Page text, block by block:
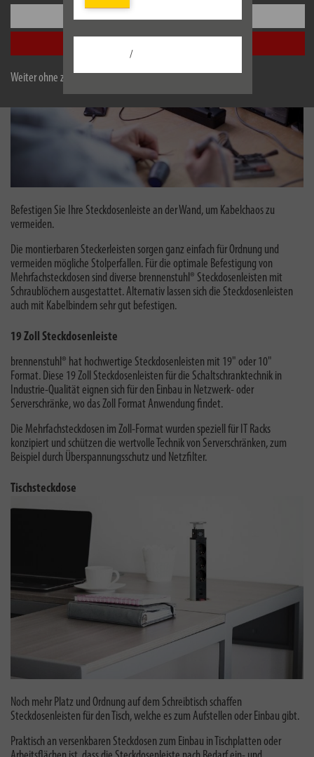
Weiter ohne zu akzeptieren
/
Befestigen Sie Ihre Steckdosenleiste an der Wand, um Kabelchaos zu
vermeiden.
Die montierbaren Steckerleisten sorgen ganz einfach für Ordnung und
vermeiden mögliche Stolperfallen. Für die optimale Befestigung von
Mehrfachsteckdosen sind diverse brennenstuhl® Steckdosenleisten mit
Schraublöchern ausgestattet. Alternativ lassen sich die Steckdosenleisten
auch mit Kabelbindern sehr gut befestigen.
19 Zoll Steckdosenleiste
brennenstuhl® hat hochwertige Steckdosenleisten mit 19" oder 10"
Format. Diese 19 Zoll Steckdosenleisten für die Schaltschranktechnik in
Industrie-Qualität eignen sich für den Einbau in Netzwerk- oder
Serverschränke, wo das Zoll Format Anwendung findet.
Die Mehrfachsteckdosen im Zoll-Format wurden speziell für IT Racks
konzipiert und schützen die wertvolle Technik von Serverschränken, zum
Beispiel durch Überspannungsschutz und Netzfilter.
Tischsteckdose
Noch mehr Platz und Ordnung auf dem Schreibtisch schaffen
Steckdosenleisten für den Tisch, welche es zum Aufstellen oder Einbau gibt.
Praktisch an versenkbaren Steckdosen zum Einbau in Tischplatten oder